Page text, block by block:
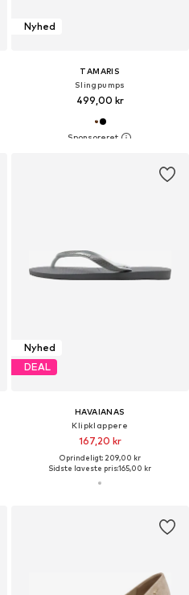
Nyhed
TAMARIS
Slingpumps
499,00 kr
Nyhed
DEAL
HAVAIANAS
Klipklappere
167,20 kr
Oprindeligt: 209,00 kr
Sidste laveste pris:165,00 kr